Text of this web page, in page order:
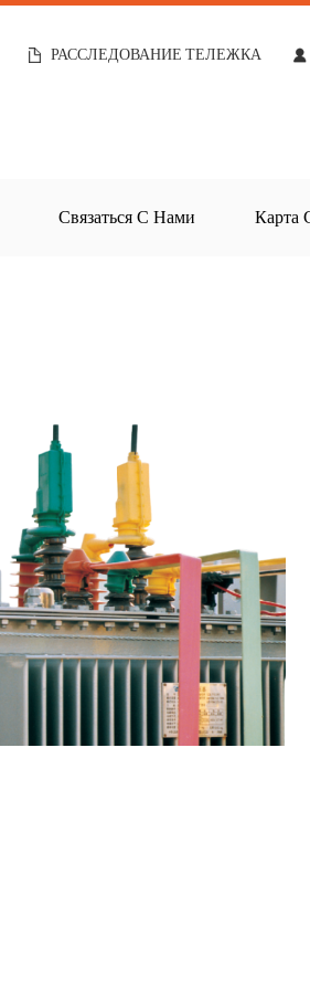
РАССЛЕДОВАНИЕ ТЕЛЕЖКА
Связаться С Нами Карта